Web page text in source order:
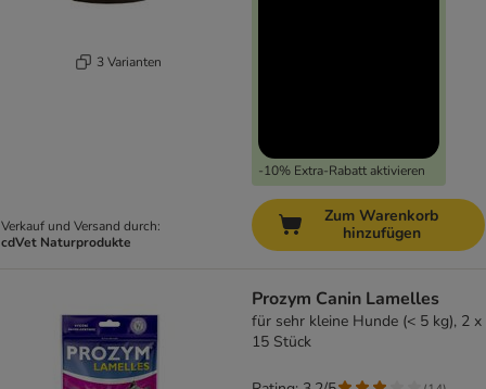
3 Varianten
Verkauf und Versand durch:
cdVet Naturprodukte
-10% Extra-Rabatt aktivieren
Zum Warenkorb
hinzufügen
Prozym Canin Lamelles
für sehr kleine Hunde (< 5 kg), 2 x
15 Stück